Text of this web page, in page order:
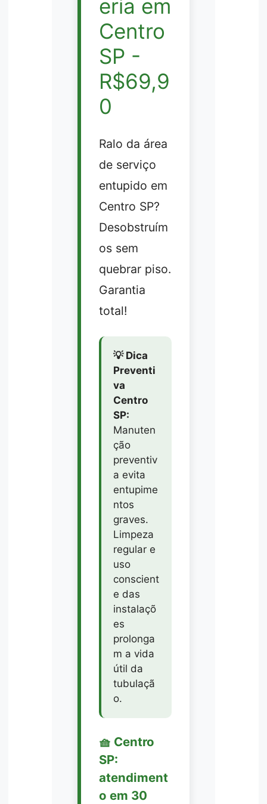
eria em
Centro
SP -
R$69,9
0
Ralo da área
de serviço
entupido em
Centro SP?
Desobstruím
os sem
quebrar piso.
Garantia
total!
💡 Dica
Preventi
va
Centro
SP:
Manuten
ção
preventiv
a evita
entupime
ntos
graves.
Limpeza
regular e
uso
conscient
e das
instalaçõ
es
prolonga
m a vida
útil da
tubulaçã
o.
🧺 Centro
SP:
atendiment
o em 30